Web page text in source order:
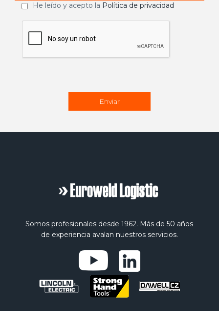
He leído y acepto la Política de privacidad
Somos profesionales desde 1962. Más de 50 años
de experiencia avalan nuestros servicios.